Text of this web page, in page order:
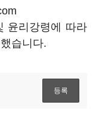
윤리강령에 따라
습니다.